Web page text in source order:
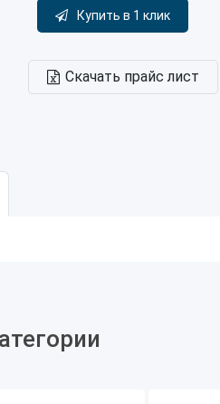
Купить в 1 клик
Скачать прайс лист